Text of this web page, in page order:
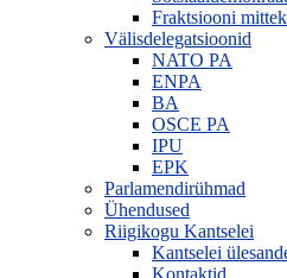
Fraktsiooni
Välisdelegatsioonid
NATO PA
ENPA
BA
OSCE PA
IPU
EPK
Parlamendirühmad
Ühendused
Riigikogu Kantselei
Kantselei
Kontaktid